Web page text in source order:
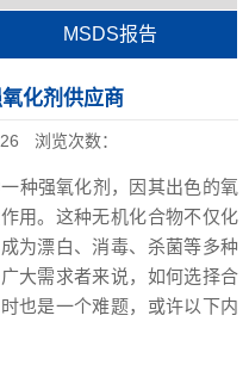
MSDS报告
化剂供应商
浏览次数：
种强氧化剂，因其出色的氧
用。这种无机化合物不仅化
为漂白、消毒、杀菌等多种
大需求者来说，如何选择合
也是一个难题，或许以下内